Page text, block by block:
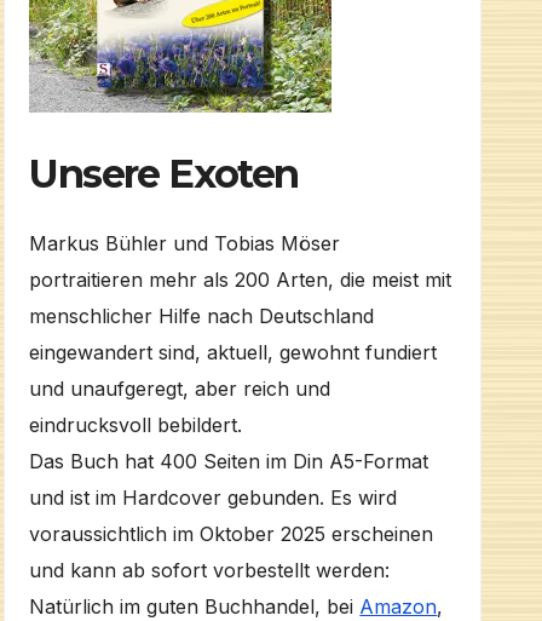
Unsere Exoten
Markus Bühler und Tobias Möser
portraitieren mehr als 200 Arten, die meist mit
menschlicher Hilfe nach Deutschland
eingewandert sind, aktuell, gewohnt fundiert
und unaufgeregt, aber reich und
eindrucksvoll bebildert.
Das Buch hat 400 Seiten im Din A5-Format
und ist im Hardcover gebunden. Es wird
voraussichtlich im Oktober 2025 erscheinen
und kann ab sofort vorbestellt werden:
Natürlich im guten Buchhandel, bei Amazon,